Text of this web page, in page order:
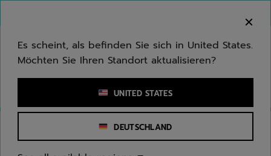
Stichwort oder Artikelnummer eingeben
Padelschuhe
Es scheint, als befinden Sie sich in United States.
Möchten Sie Ihren Standort aktualisieren?
UNITED STATES
DEUTSCHLAND